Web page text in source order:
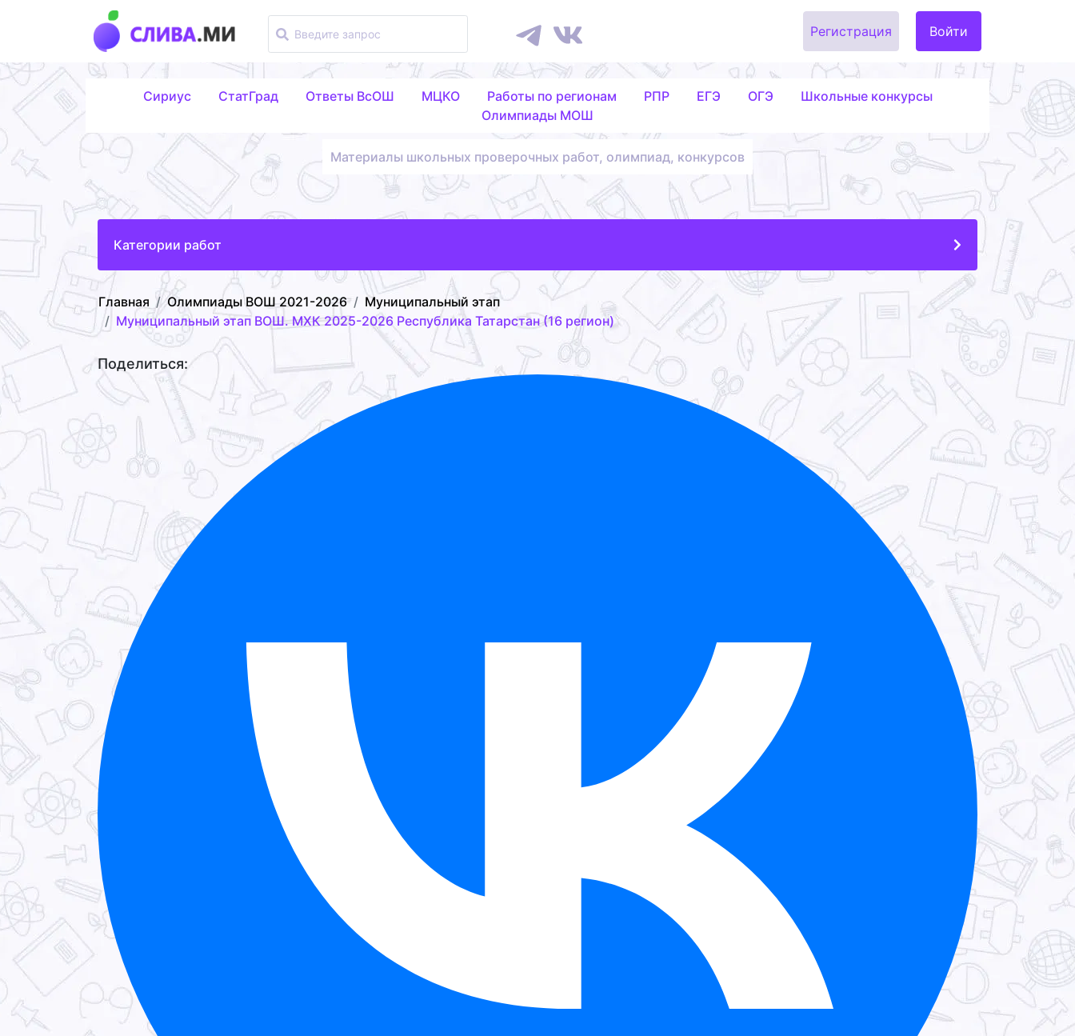
Регистрация Войти
Сириус СтатГрад Ответы ВсОШ МЦКО Работы по регионам РПР ЕГЭ ОГЭ
Школьные конкурсы
Олимпиады МОШ
Материалы школьных проверочных работ, олимпиад, конкурсов
Категории работ
Главная Олимпиады ВОШ 2021-2026
Муниципальный этап
Муниципальный этап ВОШ. МХК 2025-2026 Республика Татарстан (16 регион)
Поделиться: